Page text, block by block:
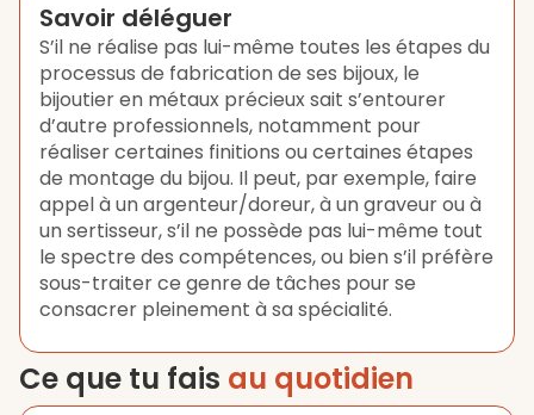
Savoir déléguer
S’il ne réalise pas lui-même toutes les étapes du
processus de fabrication de ses bijoux, le
bijoutier en métaux précieux sait s’entourer
d’autre professionnels, notamment pour
réaliser certaines finitions ou certaines étapes
de montage du bijou. Il peut, par exemple, faire
appel à un argenteur/doreur, à un graveur ou à
un sertisseur, s’il ne possède pas lui-même tout
le spectre des compétences, ou bien s’il préfère
sous-traiter ce genre de tâches pour se
consacrer pleinement à sa spécialité.
Ce que tu fais au quotidien